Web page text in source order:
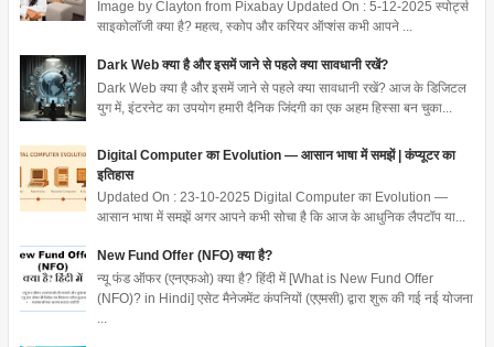
Image by Clayton from Pixabay Updated On : 5-12-2025 स्पोर्ट्स
साइकोलॉजी क्या है? महत्व, स्कोप और करियर ऑप्शंस कभी आपने ...
Dark Web क्या है और इसमें जाने से पहले क्या सावधानी रखें?
Dark Web क्या है और इसमें जाने से पहले क्या सावधानी रखें? आज के डिजिटल
युग में, इंटरनेट का उपयोग हमारी दैनिक जिंदगी का एक अहम हिस्सा बन चुका...
Digital Computer का Evolution — आसान भाषा में समझें | कंप्यूटर का
इतिहास
Updated On : 23-10-2025 Digital Computer का Evolution —
आसान भाषा में समझें अगर आपने कभी सोचा है कि आज के आधुनिक लैपटॉप या...
New Fund Offer (NFO) क्या है?
न्यू फंड ऑफर (एनएफओ) क्या है? हिंदी में [What is New Fund Offer
(NFO)? in Hindi] एसेट मैनेजमेंट कंपनियों (एएमसी) द्वारा शुरू की गई नई योजना